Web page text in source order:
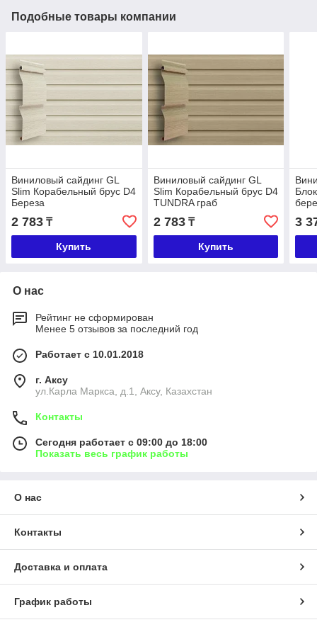
Подобные товары компании
Виниловый сайдинг GL
Slim Корабельный брус D4
Береза
2 783 ₸
Купить
Виниловый сайдинг GL
Slim Корабельный брус D4
TUNDRA граб
2 783₸
Купить
3
О нас
Рейтинг не сформирован
Менее 5 отзывов за последний год
Работает с 10.01.2018
г. Аксу
ул.Карла Маркса, д.1, Аксу, Казахстан
Контакты
Сегодня работает с 09:00 до 18:00
Показать весь график работы
О нас
Контакты
Доставка и оплата
График работы